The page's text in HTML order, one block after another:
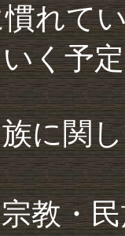
れて
く予
に関
教・